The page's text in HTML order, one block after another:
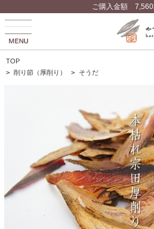
ご購入金額 7,560
TOP
> 削り節（厚削り） > そうだ